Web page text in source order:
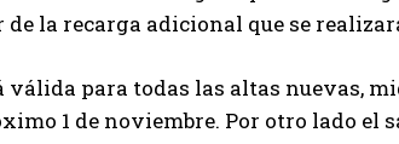
la recarga adicional que se
válida para todas las altas nuevas,
1 de noviembre. Por otro lado el